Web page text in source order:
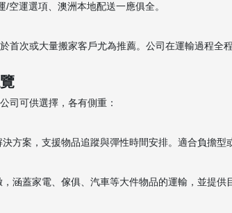
空運選項、澳洲本地配送一應俱全。
首次或大量搬家客戶尤為推薦。公司在運輸過程全
司可供選擇，各有側重：
方案，支援物品追蹤與彈性時間安排。適合負擔型
涵蓋家電、傢俱、汽車等大件物品的運輸，並提供